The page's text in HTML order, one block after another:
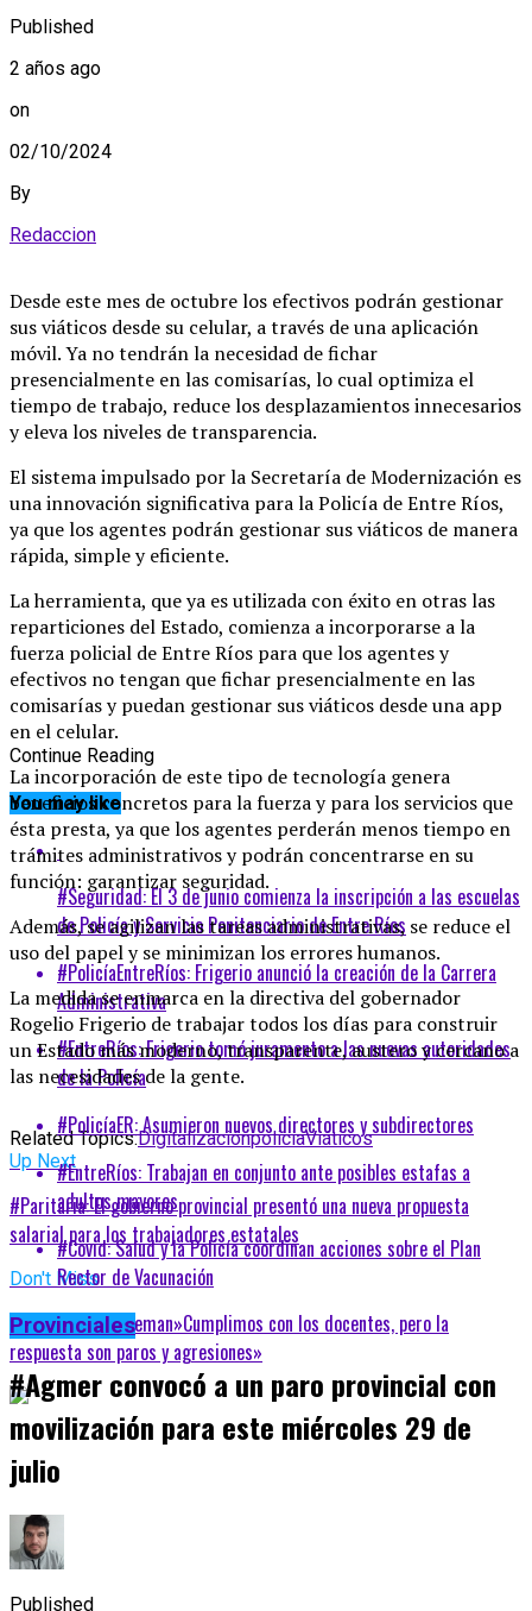
Published
2 años ago
on
02/10/2024
By
Redaccion
Desde este mes de octubre los efectivos podrán gestionar
sus viáticos desde su celular, a través de una aplicación
móvil. Ya no tendrán la necesidad de fichar
presencialmente en las comisarías, lo cual optimiza el
tiempo de trabajo, reduce los desplazamientos innecesarios
y eleva los niveles de transparencia.
El sistema impulsado por la Secretaría de Modernización es
una innovación significativa para la Policía de Entre Ríos,
ya que los agentes podrán gestionar sus viáticos de manera
rápida, simple y eficiente.
La herramienta, que ya es utilizada con éxito en otras las
reparticiones del Estado, comienza a incorporarse a la
fuerza policial de Entre Ríos para que los agentes y
efectivos no tengan que fichar presencialmente en las
comisarías y puedan gestionar sus viáticos desde una app
en el celular.
La incorporación de este tipo de tecnología genera
beneficios concretos para la fuerza y para los servicios que
ésta presta, ya que los agentes perderán menos tiempo en
trámites administrativos y podrán concentrarse en su
función: garantizar seguridad.
Además, se agilizan las tareas administrativas, se reduce el
uso del papel y se minimizan los errores humanos.
La medida se enmarca en la directiva del gobernador
Rogelio Frigerio de trabajar todos los días para construir
un Estado más moderno, transparente, austero y cercano a
las necesidades de la gente.
Related Topics:DigitalizaciónpoliciaViáticos
Up Next
#Paritaria: El gobierno provincial presentó una nueva propuesta
salarial para los trabajadores estatales
Don't Miss
#Gobierno: Kneeteman»Cumplimos con los docentes, pero la
respuesta son paros y agresiones»
Continue Reading
You may like
#Seguridad: El 3 de junio comienza la inscripción a las escuelas
de Policía y Servicio Penitenciario de Entre Ríos
#PolicíaEntreRíos: Frigerio anunció la creación de la Carrera
Administrativa
#EntreRíos: Frigerio tomó juramento a las nuevas autoridades
de la Policía
#PolicíaER: Asumieron nuevos directores y subdirectores
#EntreRíos: Trabajan en conjunto ante posibles estafas a
adultos mayores
#Covid: Salud y la Policía coordinan acciones sobre el Plan
Rector de Vacunación
Provinciales
#Agmer convocó a un paro provincial con
movilización para este miércoles 29 de
julio
Published